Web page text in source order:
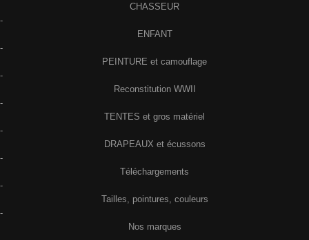
CHASSEUR
-
ENFANT
-
PEINTURE et camouflage
-
Reconstitution WWII
-
TENTES et gros matériel
-
DRAPEAUX et écussons
-
Téléchargements
-
Tailles, pointures, couleurs
-
Nos marques